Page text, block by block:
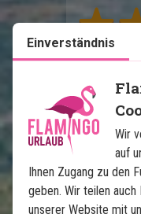
Karte ansehen
Einverständnis
Wir
auf
Ihnen Zugang zu den
geben. Wir teilen
unserer Website mit